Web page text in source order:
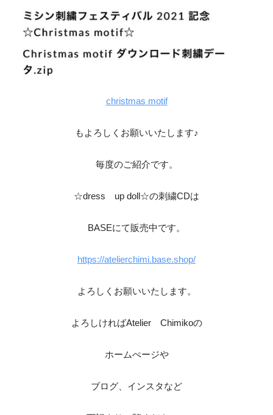
christmas motif
もよろしくお願いいたします♪
毎度のご紹介です。
☆dress up doll☆の刺繍CDは
BASEにて販売中です。
https://atelierchimi.base.shop/
よろしくお願いいたします。
よろしければAtelier Chimikoの
ホームぺージや
ブログ、インスタなど